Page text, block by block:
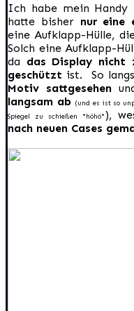
Ich habe mein Handy
hatte bishernur eine
eine Aufklapp-Hülle,
Solch eine Aufklapp-
da das Display nicht
geschützt ist. So
Motiv sattgesehen
langsam ab (und es ist so
Spiegel zu schießen *höhö*),
nach neuen Cases